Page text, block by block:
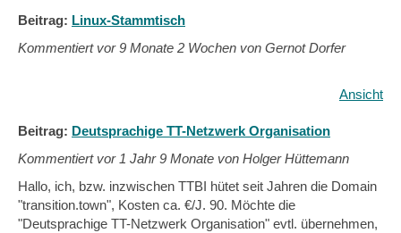
Beitrag: Linux-Stammtisch
Kommentiert vor9 Monate 2 Wochen von Gernot Dorfer
Ansicht
Beitrag: Deutsprachige TT-Netzwerk Organisation
Kommentiert vor 1 Jahr 9 Monate von Holger Hüttemann
Hallo, ich, bzw. inzwischen TTBI hütet seit Jahren die Domain
"transition.town", Kosten ca. €/J. 90. Möchte die
"Deutsprachige TT-Netzwerk Organisation" evtl. übernehmen,